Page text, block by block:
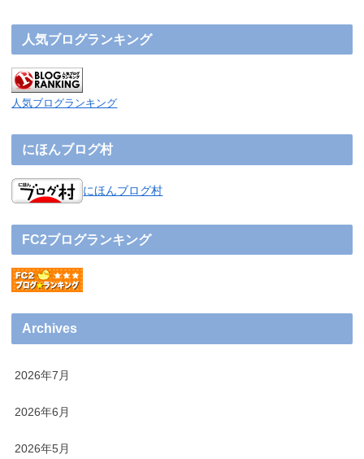
人気ブログランキング
人気ブログランキング
にほんブログ村
にほんブログ村
FC2ブログランキング
Archives
2026年7月
2026年6月
2026年5月